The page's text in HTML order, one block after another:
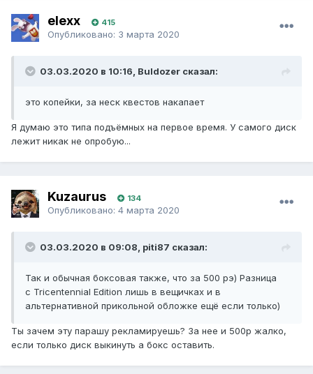
elexx 415
Опубликовано: 3 марта 2020
03.03.2020 в 10:16, Buldozer сказал:
это копейки, за неск квестов накапает
Я думаю это типа подъёмных на первое время. У самого диск
лежит никак не опробую...
Kuzaurus 134
Опубликовано: 4 марта 2020
03.03.2020 в 09:08, piti87 сказал:
Так и обычная боксовая также, что за 500 рэ) Разница
с Tricentennial Edition лишь в вещичках и в
альтернативной прикольной обложке ещё если только)
Ты зачем эту парашу рекламируешь? За нее и 500р жалко,
если только диск выкинуть а бокс оставить.